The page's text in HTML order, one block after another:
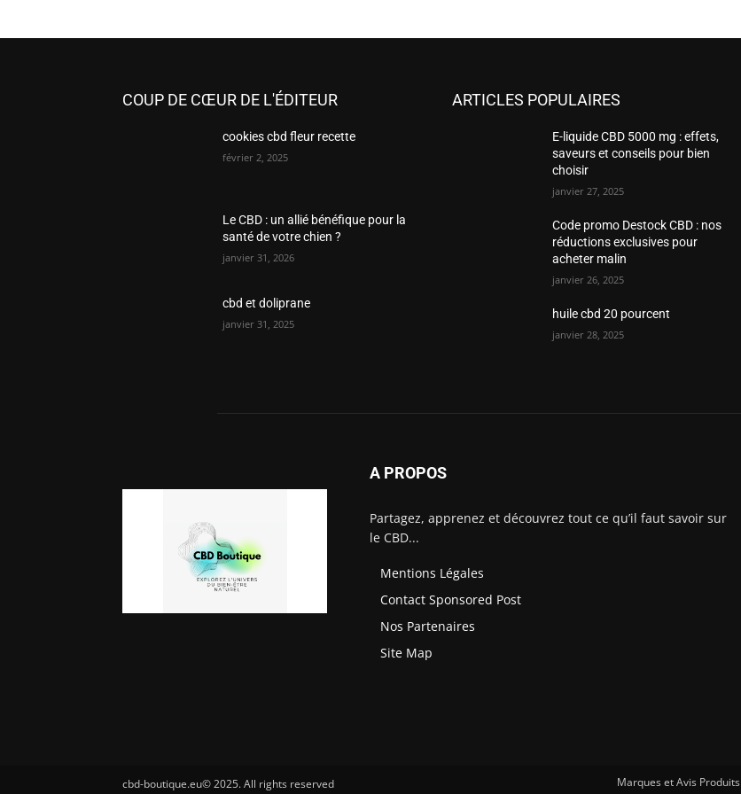
COUP DE CŒUR DE L'ÉDITEUR
cookies cbd fleur recette
février 2, 2025
Le CBD : un allié bénéfique pour la
santé de votre chien ?
janvier 31, 2026
cbd et doliprane
janvier 31, 2025
ARTICLES POPULAIRES
E-liquide CBD 5000 mg : effets,
saveurs et conseils pour bien
choisir
janvier 27, 2025
Code promo Destock CBD : nos
réductions exclusives pour
acheter malin
janvier 26, 2025
huile cbd 20 pourcent
janvier 28, 2025
A PROPOS
Partagez, apprenez et découvrez tout ce qu’il faut savoir sur
le CBD...
Mentions Légales
Contact Sponsored Post
Nos Partenaires
Site Map
cbd-boutique.eu© 2025. All rights reserved Marques et Avis Produits